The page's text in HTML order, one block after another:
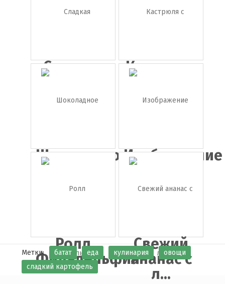
Сладкая
кукуруза
Кастрюля
крышко...
Шоколадное
печень...
Изображение
сыра ...
Ролл
Филадельфия
Свежий
ананас с
л...
Метки: батат еда кулинария
овощи
сладкий картофель